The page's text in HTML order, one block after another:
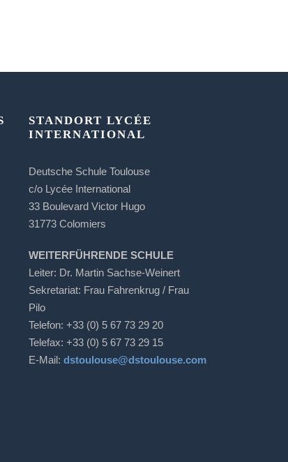
STANDORT LYCÉE
INTERNATIONAL
Deutsche Schule Toulouse
c/o Lycée International
33 Boulevard Victor Hugo
31773 Colomiers
WEITERFÜHRENDE SCHULE
Leiter: Dr. Martin Sachse-Weinert
Sekretariat: Frau Fahrenkrug / Frau
Pilo
Telefon: +33 (0) 5 67 73 29 20
Telefax: +33 (0) 5 67 73 29 15
E-Mail: dstoulouse@dstoulouse.com